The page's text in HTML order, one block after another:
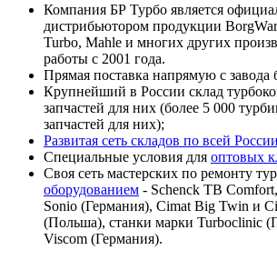
Компания БР Турбо является
дистрибьютором продукции
Turbo, Mahle и многих других
работы с 2001 года.
Прямая поставка напрямую с завода
Крупнейший в России склад
запчастей для них (более 5 000
запчастей для них);
Развитая сеть складов по всей России
Специальные условия для оптовых
Своя сеть мастерских по ремонту
оборудованием - Schenck TB
Sonio (Германия), Cimat Big Twin и
(Польша), станки марки Turboclinic
Viscom (Германия).